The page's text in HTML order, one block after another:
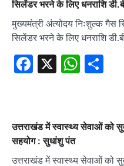
सिलेंडर भरने के लिए धनराशि
मुख्यमंत्री अंत्योदय निःशुल्क गैस
सिलेंडर भरने के लिए धनराशि
Facebook
X
उत्तराखंड में स्वास्थ्य सेवाओं को
सहयोग : सुधांशु पंत
उत्तराखंड में स्वास्थ्य सेवाओं को